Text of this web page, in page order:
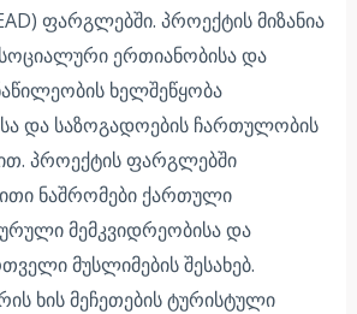
ფარგლებში. პროექტის მიზანია
ერთიანობისა და
ხელშეწყობა
და საზოგადოების ჩართულობის
პროექტის ფარგლებში
ნაშრომები ქართული
მემკვიდრეობისა და
მუსლიმების შესახებ.
ხის მეჩეთების ტურისტული